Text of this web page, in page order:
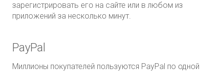
зарегистрировать его на сайте или в любом из
приложений за несколько минут.
PayPal
Миллионы покупателей пользуются PayPal по одной